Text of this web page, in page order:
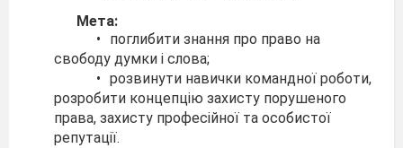
Мета:
•
поглибити знання про право на
свободу думки і слова;
•
розвинути навички командної роботи,
розробити концепцію захисту порушеного
права, захисту професійної та особистої
репутації.